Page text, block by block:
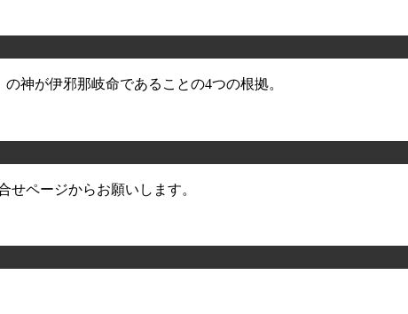
神が伊邪那岐命であることの4つの根拠。
せページからお願いします。